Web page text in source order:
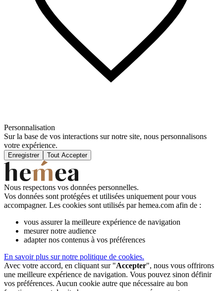
Personnalisation
Sur la base de vos interactions sur notre site, nous personnalisons
votre expérience.
Enregistrer Tout Accepter
Nous respectons vos données personnelles.
Vos données sont protégées et utilisées uniquement pour vous
accompagner. Les cookies sont utilisés par hemea.com afin de :
vous assurer la meilleure expérience de navigation
mesurer notre audience
adapter nos contenus à vos préférences
En savoir plus sur notre politique de cookies.
Avec votre accord, en cliquant sur "Accepter", nous vous offrirons
une meilleure expérience de navigation. Vous pouvez sinon définir
vos préférences. Aucun cookie autre que nécessaire au bon